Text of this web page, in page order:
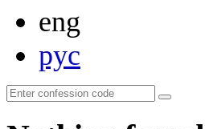
eng
рус